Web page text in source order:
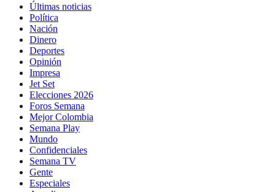
Últimas noticias
Política
Nación
Dinero
Deportes
Opinión
Impresa
Jet Set
Elecciones 2026
Foros Semana
Mejor Colombia
Semana Play
Mundo
Confidenciales
Semana TV
Gente
Especiales